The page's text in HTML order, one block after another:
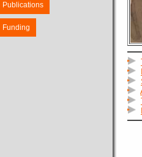
Publications
Funding